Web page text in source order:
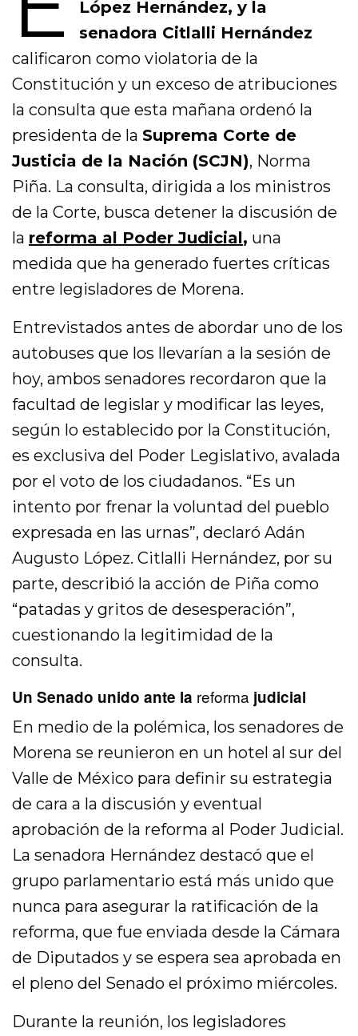
López Hernández, y la
senadora Citlalli Hernández
calificaron como violatoria de la
Constitución y un exceso de atribuciones
la consulta que esta mañana ordenó la
presidenta de laSuprema Corte de
Justicia de la Nación (SCJN), Norma
Piña. La consulta, dirigida a los ministros
de la Corte, busca detener la discusión de
la reforma al Poder Judicial, una
medida que ha generado fuertes críticas
entre legisladores de Morena.
Entrevistados antes de abordar uno de los
autobuses que los llevarían a la sesión de
hoy, ambos senadores recordaron que la
facultad de legislar y modificar las leyes,
según lo establecido por la Constitución,
es exclusiva del Poder Legislativo, avalada
por el voto de los ciudadanos. “Es un
intento por frenar la voluntad del pueblo
expresada en las urnas”, declaró Adán
Augusto López. Citlalli Hernández, por su
parte, describió la acción de Piña como
“patadas y gritos de desesperación”,
cuestionando la legitimidad de la
consulta.
Un Senado unido ante la reforma judicial
En medio de la polémica, los senadores de
Morena se reunieron en un hotel al sur del
Valle de México para definir su estrategia
de cara a la discusión y eventual
aprobación de la reforma al Poder Judicial.
La senadora Hernández destacó que el
grupo parlamentario está más unido que
nunca para asegurar la ratificación de la
reforma, que fue enviada desde la Cámara
de Diputados y se espera sea aprobada en
el pleno del Senado el próximo miércoles.
Durante la reunión, los legisladores